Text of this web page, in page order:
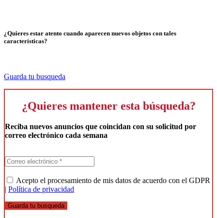
¿Quieres estar atento cuando aparecen nuevos objetos con tales
características?
Guarda tu busqueda
¿Quieres mantener esta búsqueda?
Reciba nuevos anuncios que coincidan con su solicitud por
correo electrónico cada semana
Acepto el procesamiento de mis datos de acuerdo con el GDPR
| Política de privacidad
Guarda tu busqueda